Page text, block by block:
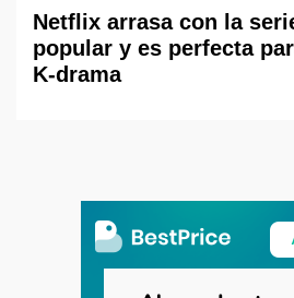
Netflix arrasa con la
popular y es perfecta
K-drama